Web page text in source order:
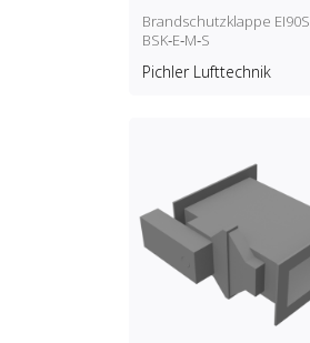
Brandschutzklappe EI90S
BSK‑E‑M‑S
Pichler Lufttechnik